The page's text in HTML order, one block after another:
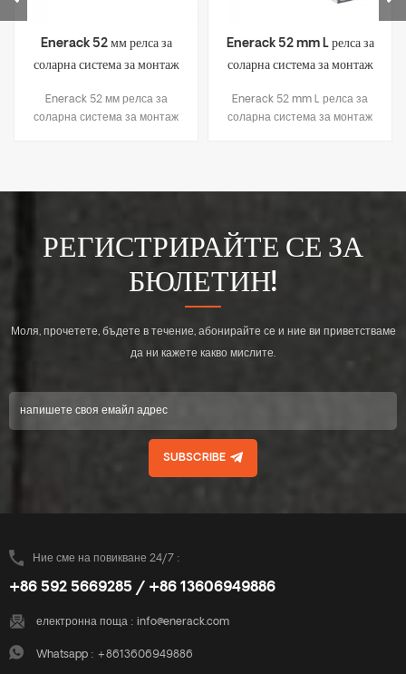
Enerack 52 мм релса за
соларна система за монтаж
Enerack 52 мм релса за
соларна система за монтаж
Enerack 52 mm L релса за
соларна система за монтаж
Enerack 52 mm L релса за
соларна система за монтаж
РЕГИСТРИРАЙТЕ СЕ ЗА
БЮЛЕТИН!
Моля, прочетете, бъдете в течение, абонирайте се и ние ви приветстваме
да ни кажете какво мислите.
SUBSCRIBE
Ние сме на повикване 24/7 :
+86 592 5669285 / +86 13606949886
електронна поща : info@enerack.com
Whatsapp : +8613606949886